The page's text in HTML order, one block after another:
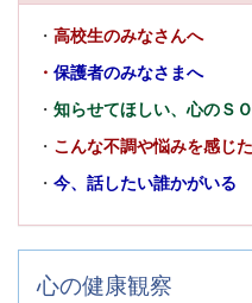
・ 高校生のみなさんへ
・ 保護者のみなさまへ
・ 知らせてほしい、心のＳＯ
・ こんな不調や悩みを感じ
・ 今、話したい誰かがいる
心の健康観察